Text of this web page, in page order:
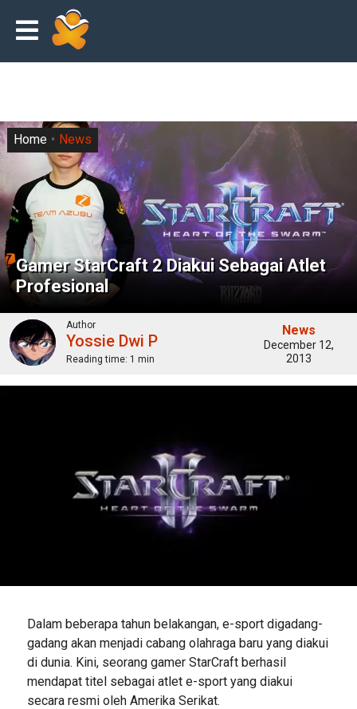
Gamer StarCraft 2 Diakui Sebagai Atlet
Profesional
Home News
Author
Yossie Dwi P
Reading time: 1 min
News
December 12,
2013
Dalam beberapa tahun belakangan, e-sport digadang-
gadang akan menjadi cabang olahraga baru yang diakui
di dunia. Kini, seorang gamer StarCraft berhasil
mendapat titel sebagai atlet e-sport yang diakui
secara resmi oleh Amerika Serikat.